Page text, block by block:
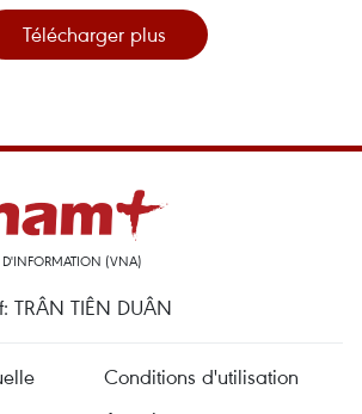
Télécharger plus
(VNA)
TRÂN TIÊN DUÂN
Conditions d'utilisation